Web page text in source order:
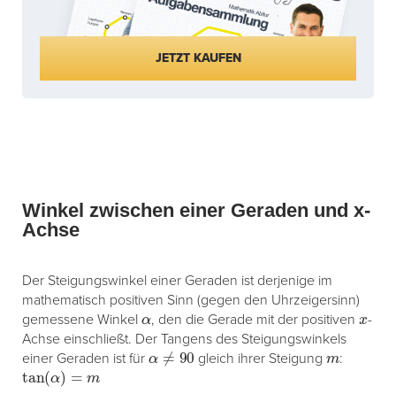
JETZT KAUFEN
Winkel zwischen einer Geraden und x-
Achse
Der Steigungswinkel einer Geraden ist derjenige im
mathematisch positiven Sinn (gegen den Uhrzeigersinn)
gemessene Winkel α, den die Gerade mit der positiven -
Achse einschließt. Der Tangens des Steigungswinkels
einer Geraden ist für α ≠90 gleich ihrer Steigungm:
tan(α =m